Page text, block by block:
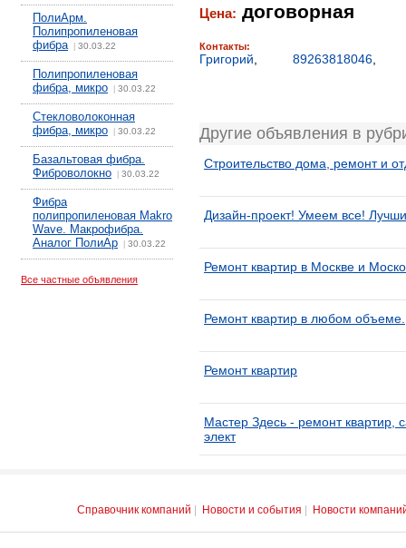
ПолиАрм.
Полипропиленовая
фибра| 30.03.22
Полипропиленовая
фибра, микро
30.03.22
Стекловолоконная
фибра, микро
30.03.22
Базальтовая фибра.
Фиброволокно
30.03.22
Фибра
полипропиленовая Makro
Wave. Макрофибра.
Аналог ПолиАр
30.03.22
Все частные объявления
Цена: договорная
Контакты:
Григорий 89263818046
Другие объявления в
Строительство дома, ремонт и
Дизайн-проект! Умеем все!
Ремонт квартир в Москве и
Ремонт квартир в любом объеме.
Ремонт квартир
Мастер Здесь - ремонт квартир,
элект
Справочник компаний Новости и события Новости